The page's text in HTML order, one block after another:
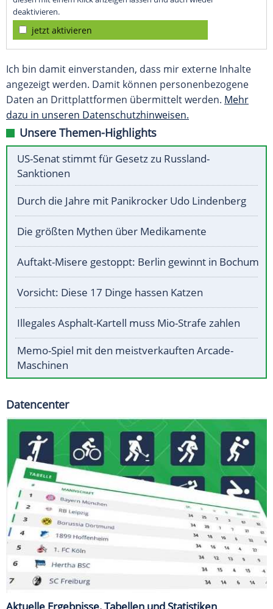
deaktivieren.
jetzt aktivieren
Ich bin damit einverstanden, dass mir externe Inhalte
angezeigt werden. Damit können personenbezogene
Daten an Drittplattformen übermittelt werden. Mehr
dazu in unseren Datenschutzhinweisen.
Unsere Themen-Highlights
US-Senat stimmt für Gesetz zu Russland-
Sanktionen
Durch die Jahre mit Panikrocker Udo Lindenberg
Die größten Mythen über Medikamente
Auftakt-Misere gestoppt: Berlin gewinnt in Bochum
Vorsicht: Diese 17 Dinge hassen Katzen
Illegales Asphalt-Kartell muss Mio-Strafe zahlen
Memo-Spiel mit den meistverkauften Arcade-
Maschinen
Datencenter